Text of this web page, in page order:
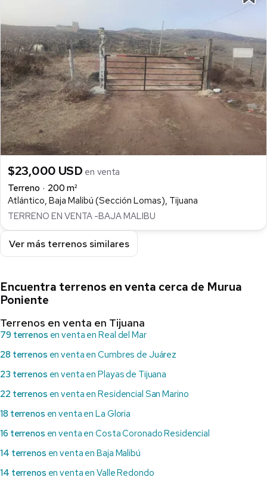
$23,000 USD en venta
Terreno
200 m²
Atlántico, Baja Malibú (Sección Lomas), Tijuana
TERRENO EN VENTA -BAJA MALIBU
Ver más terrenos similares
Encuentra terrenos en venta cerca de Murua
Poniente
Terrenos en venta en Tijuana
79 terrenos en venta en Real del Mar
28 terrenos en venta en Cumbres de Juárez
23 terrenos en venta en Playas de Tijuana
22 terrenos en venta en Residencial San Marino
18 terrenos en venta en La Gloria
16 terrenos en venta en Costa Coronado Residencial
14 terrenos en venta en Baja Malibú
14 terrenos en venta en Valle Redondo